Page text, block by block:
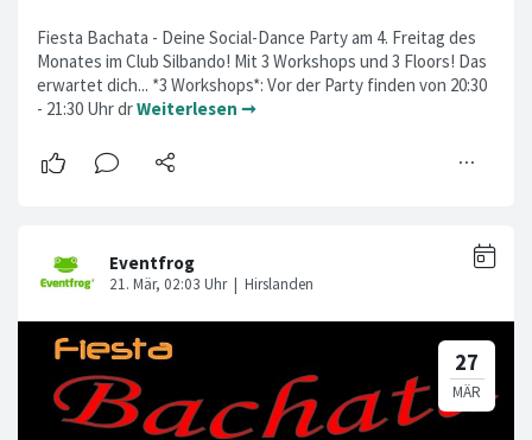
Fiesta Bachata - Deine Social-Dance Party am 4. Freitag des
Monates im Club Silbando! Mit 3 Workshops und 3 Floors! Das
erwartet dich... *3 Workshops*: Vor der Party finden von 20:30
- 21:30 Uhr drWeiterlesen ➞